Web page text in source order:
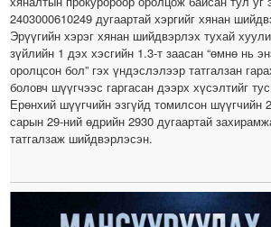
2403000610249 дугаартай хэргийг хянан
Эрүүгийн хэрэг хянан шийдвэрлэх тухай
зүйлийн 1 дэх хэсгийн 1.3-т заасан “өмнө нь
оролцсон бол” гэх үндэслэлээр татгалзан
боловч шүүгчээс гаргасан дээрх хүсэлтийг
Ерөнхий шүүгчийн эзгүйд томилсон шүүгчийн
сарын 29-ний өдрийн 2930 дугаартай
татгалзаж шийдвэрлэсэн.